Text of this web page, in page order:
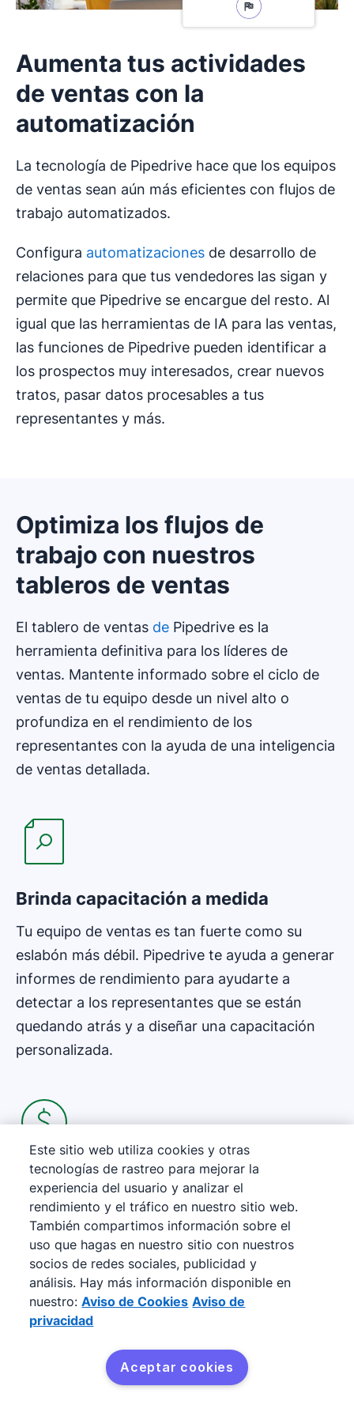
contenido oportuno y relevante a los prospectos con el
historial de contactos. Segmenta las interacciones de
los clientes según los rasgos comunes que conducen a
para incrementar las ventas y realizar ventas cruzadas
con las ofertas más adecuadas.
Aumenta tus actividades
de ventas con la
automatización
La tecnología de Pipedrive hace que los equipos
de ventas sean aún más eficientes con flujos de
trabajo automatizados.
Configura automatizaciones de desarrollo de
relaciones para que tus vendedores las sigan y
permite que Pipedrive se encargue del resto. Al
igual que las herramientas de IA para las ventas,
las funciones de Pipedrive pueden identificar a
los prospectos muy interesados, crear nuevos
tratos, pasar datos procesables a tus
representantes y más.
Optimiza los flujos de
trabajo con nuestros
tableros de ventas
El tablero de ventas de Pipedrive es la
herramienta definitiva para los líderes de
ventas. Mantente informado sobre el ciclo de
ventas de tu equipo desde un nivel alto o
profundiza en el rendimiento de los
representantes con la ayuda de una inteligencia
de ventas detallada.
Brinda capacitación a medida
Tu equipo de ventas es tan fuerte como su
eslabón más débil. Pipedrive te ayuda a generar
informes de rendimiento para ayudarte a
detectar a los representantes que se están
quedando atrás y a diseñar una capacitación
personalizada.
Mejora los pronósticos de ventas
La aceptación en la sala de juntas es importante
si quieres crecer. Recopila la cantidad de tratos
ganados, las tasas de conversión y la actividad
del embudo en tiempo real e impresiona a los
principales responsables de la toma de
decisiones.
Este sitio web utiliza cookies y otras
tecnologías de rastreo para mejorar la
experiencia del usuario y analizar el
rendimiento y el tráfico en nuestro sitio web.
También compartimos información sobre el
uso que hagas en nuestro sitio con nuestros
socios de redes sociales, publicidad y
análisis. Hay más información disponible en
nuestro: Aviso de Cookies Aviso de
privacidad
Aceptar cookies